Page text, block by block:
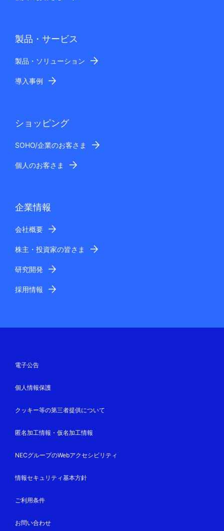
製品・サービス
製品・ソリューション
導入事例
ショッピング
SOHO/企業のお客さま
個人のお客さま
企業情報
会社概要
株主・投資家の皆さま
研究開発
採用情報
電子公告
個人情報保護
クッキー等の第三者提供について
匿名加工情報・仮名加工情報
NECグループのWebアクセシビリティ
情報セキュリティ基本方針
ご利用条件
お問い合わせ